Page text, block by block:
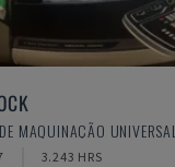
MAQUINAÇÃO UNIVERSAL
3.243 HRS